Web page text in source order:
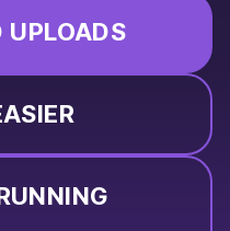
UPLOADS